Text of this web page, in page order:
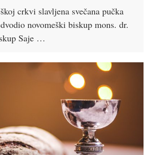
crkvi slavljena svečana pučka
novomeški biskup mons. dr.
Saje …